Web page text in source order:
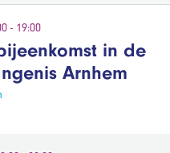
- 19:00
in de
Arnhem